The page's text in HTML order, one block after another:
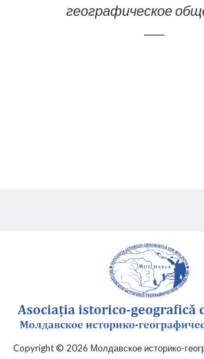
географическое
Copyright © 2026 Молдавское историко-